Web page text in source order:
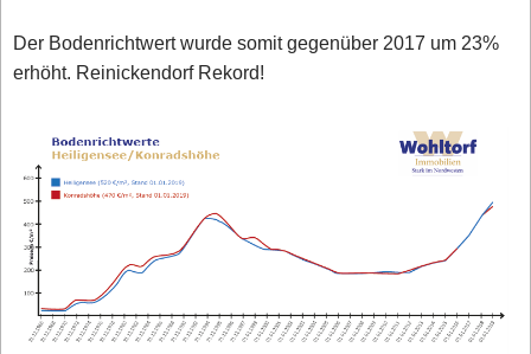
Der Bodenrichtwert wurde somit gegenüber 2017 um 23%
erhöht. Reinickendorf Rekord!